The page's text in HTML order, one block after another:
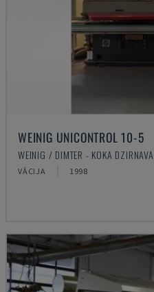
WEINIG UNICONTROL 10-5
WEINIG / DIMTER - KOKA
VĀCIJA 1998